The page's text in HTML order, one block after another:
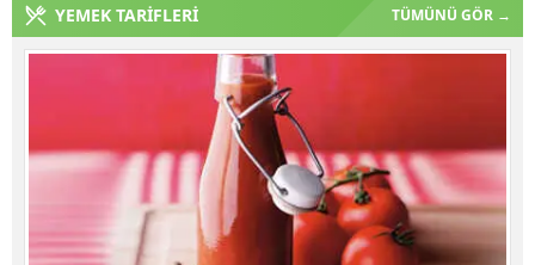
YEMEK TARİFLERİ TÜMÜNÜ GÖR →